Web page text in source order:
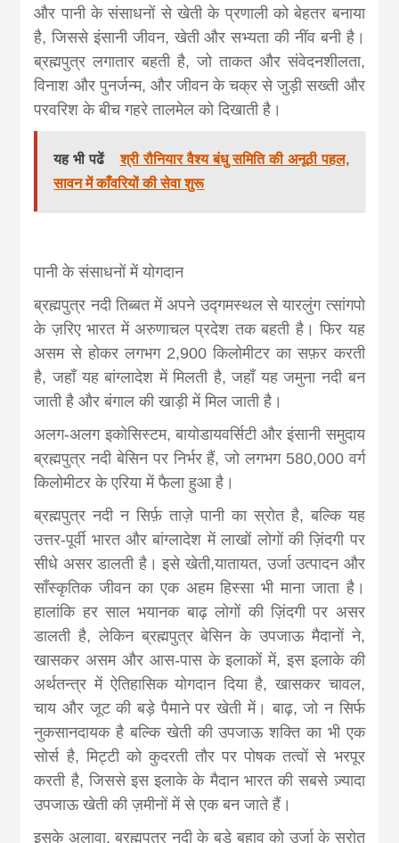
और पानी के संसाधनों से खेती के प्रणाली को बेहतर बनाया
है, जिससे इंसानी जीवन, खेती और सभ्यता की नींव बनी है।
ब्रह्मपुत्र लगातार बहती है, जो ताकत और संवेदनशीलता,
विनाश और पुनर्जन्म, और जीवन के चक्र से जुड़ी सख्ती और
परवरिश के बीच गहरे तालमेल को दिखाती है।
यह भी पढें
श्री रौनियार वैश्य बंधु समिति की अनूठी पहल,
सावन में काँवरियों की सेवा शुरू
पानी के संसाधनों में योगदान
ब्रह्मपुत्र नदी तिब्बत में अपने उद्गमस्थल से यारलुंग त्सांगपो
के ज़रिए भारत में अरुणाचल प्रदेश तक बहती है। फिर यह
असम से होकर लगभग 2,900 किलोमीटर का सफ़र करती
है, जहाँ यह बांग्लादेश में मिलती है, जहाँ यह जमुना नदी बन
जाती है और बंगाल की खाड़ी में मिल जाती है।
अलग-अलग इकोसिस्टम, बायोडायवर्सिटी और इंसानी समुदाय
ब्रह्मपुत्र नदी बेसिन पर निर्भर हैं, जो लगभग 580,000 वर्ग
किलोमीटर के एरिया में फैला हुआ है।
ब्रह्मपुत्र नदी न सिर्फ़ ताज़े पानी का स्रोत है, बल्कि यह
उत्तर-पूर्वी भारत और बांग्लादेश में लाखों लोगों की ज़िंदगी पर
सीधे असर डालती है। इसे खेती,यातायत, उर्जा उत्पादन और
साँस्कृतिक जीवन का एक अहम हिस्सा भी माना जाता है।
हालांकि हर साल भयानक बाढ़ लोगों की ज़िंदगी पर असर
डालती है, लेकिन ब्रह्मपुत्र बेसिन के उपजाऊ मैदानों ने,
खासकर असम और आस-पास के इलाकों में, इस इलाके की
अर्थतन्त्र में ऐतिहासिक योगदान दिया है, खासकर चावल,
चाय और जूट की बड़े पैमाने पर खेती में। बाढ़, जो न सिर्फ
नुकसानदायक है बल्कि खेती की उपजाऊ शक्ति का भी एक
सोर्स है, मिट्टी को कुदरती तौर पर पोषक तत्वों से भरपूर
करती है, जिससे इस इलाके के मैदान भारत की सबसे ज़्यादा
उपजाऊ खेती की ज़मीनों में से एक बन जाते हैं।
इसके अलावा, ब्रह्मपुत्र नदी के बड़े बहाव को उर्जा के स्रोत